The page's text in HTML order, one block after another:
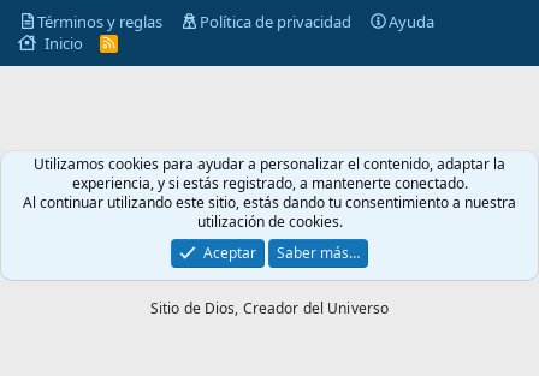
Términos y reglas
Política de privacidad
Ayuda
Inicio
R
S
Utilizamos cookies para ayudar a personalizar el contenido, adaptar la
experiencia, y si estás registrado, a mantenerte conectado.
Al continuar utilizando este sitio, estás dando tu consentimiento a nuestra
utilización de cookies.
Aceptar
Saber más…
Sitio de Dios, Creador del Universo